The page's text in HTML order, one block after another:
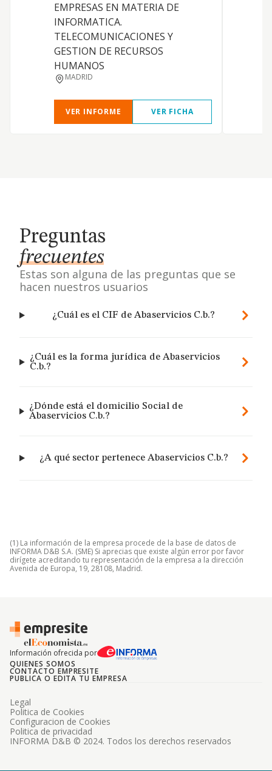
EMPRESAS EN MATERIA DE
INFORMATICA.
TELECOMUNICACIONES Y
GESTION DE RECURSOS
HUMANOS
MADRID
VER INFORME VER FICHA
Preguntas
frecuentes
Estas son alguna de las preguntas que se
hacen nuestros usuarios
¿Cuál es el CIF de Abaservicios C.b.?
¿Cuál es la forma jurídica de Abaservicios
C.b.?
¿Dónde está el domicilio Social de
Abaservicios C.b.?
¿A qué sector pertenece Abaservicios C.b.?
(1) La información de la empresa procede de la base de datos de
INFORMA D&B S.A. (SME) Si aprecias que existe algún error por favor
dirígete acreditando tu representación de la empresa a la dirección
Avenida de Europa, 19, 28108, Madrid.
Información ofrecida por
QUIENES SOMOS
CONTACTO EMPRESITE
PUBLICA O EDITA TU EMPRESA
INFORMA D&B © 2024. Todos los derechos reservados
Legal
Politica de Cookies
Configuracion de Cookies
Politica de privacidad